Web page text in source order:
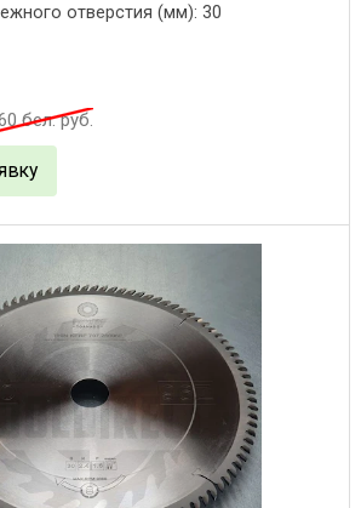
отверстия (мм): 30
бел. руб.